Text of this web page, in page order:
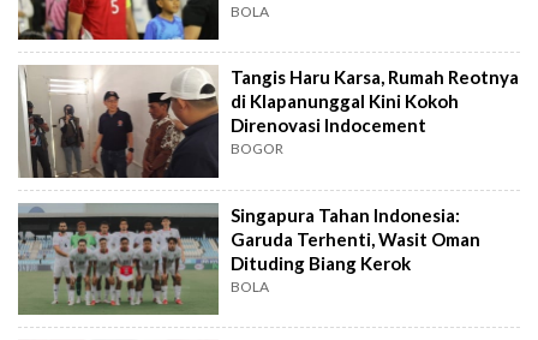
BOLA
Tangis Haru Karsa, Rumah Reotnya
di Klapanunggal Kini Kokoh
Direnovasi Indocement
BOGOR
Singapura Tahan Indonesia:
Garuda Terhenti, Wasit Oman
Dituding Biang Kerok
BOLA